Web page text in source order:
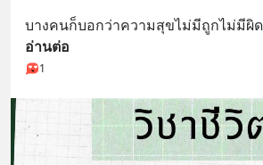
บางคนก็บอกว่าความสุขไม่มีถูกไม่มีผิ
อ่านต่อ
1